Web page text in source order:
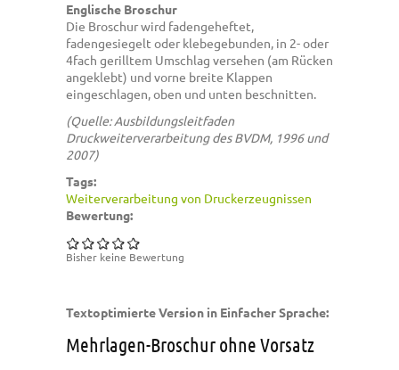
Englische Broschur
Die Broschur wird fadengeheftet,
fadengesiegelt oder klebegebunden, in 2- oder
4fach gerilltem Umschlag versehen (am Rücken
angeklebt) und vorne breite Klappen
eingeschlagen, oben und unten beschnitten.
(Quelle: Ausbildungsleitfaden
Druckweiterverarbeitung des BVDM, 1996 und
2007)
Tags:
Weiterverarbeitung von Druckerzeugnissen
Bewertung:
Bisher keine Bewertung
Textoptimierte Version in Einfacher Sprache:
Mehrlagen-Broschur ohne Vorsatz